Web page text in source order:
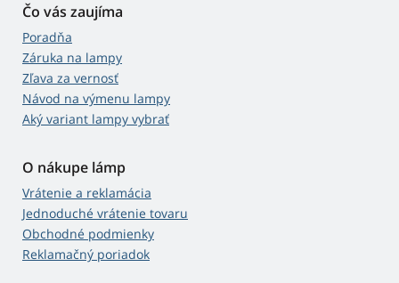
Čo vás zaujíma
Poradňa
Záruka na lampy
Zľava za vernosť
Návod na výmenu lampy
Aký variant lampy vybrať
O nákupe lámp
Vrátenie a reklamácia
Jednoduché vrátenie tovaru
Obchodné podmienky
Reklamačný poriadok